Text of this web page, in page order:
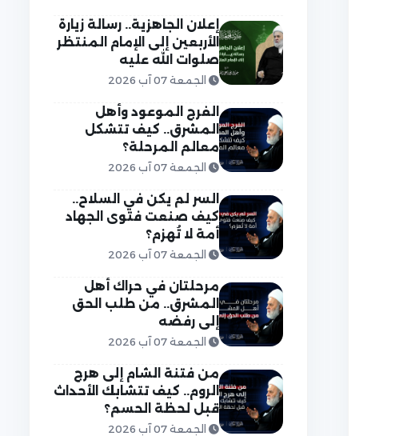
إعلان الجاهزية.. رسالة زيارة
الأربعين إلى الإمام المنتظر
صلوات الله عليه
الجمعة 07 آب 2026
الفرج الموعود وأهل
المشرق.. كيف تتشكل
معالم المرحلة؟
الجمعة 07 آب 2026
السر لم يكن في السلاح..
كيف صنعت فتوى الجهاد
أمة لا تُهزم؟
الجمعة 07 آب 2026
مرحلتان في حراك أهل
المشرق.. من طلب الحق
إلى رفضه
الجمعة 07 آب 2026
من فتنة الشام إلى هرج
الروم.. كيف تتشابك الأحداث
قبل لحظة الحسم؟
الجمعة 07 آب 2026